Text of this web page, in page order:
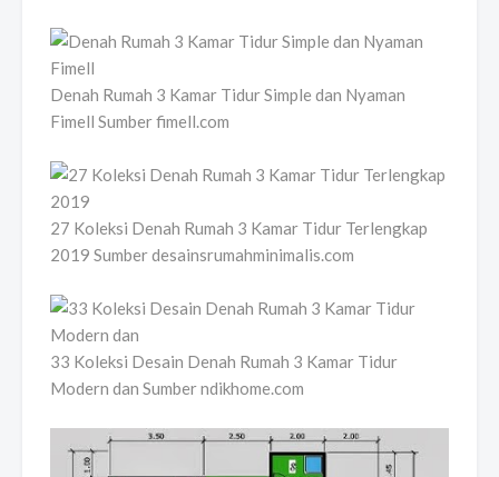
Denah Rumah 3 Kamar Tidur Simple dan Nyaman
Fimell Sumber fimell.com
27 Koleksi Denah Rumah 3 Kamar Tidur Terlengkap
2019 Sumber desainsrumahminimalis.com
33 Koleksi Desain Denah Rumah 3 Kamar Tidur
Modern dan Sumber ndikhome.com